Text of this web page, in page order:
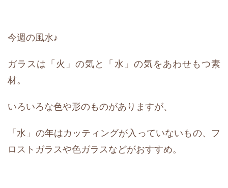
今週の風水♪
ガラスは「火」の気と「水」の気をあわせもつ素
材。
いろいろな色や形のものがありますが、
「水」の年はカッティングが入っていないもの、フ
ロストガラスや色ガラスなどがおすすめ。